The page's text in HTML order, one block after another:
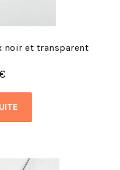
noir et transparent